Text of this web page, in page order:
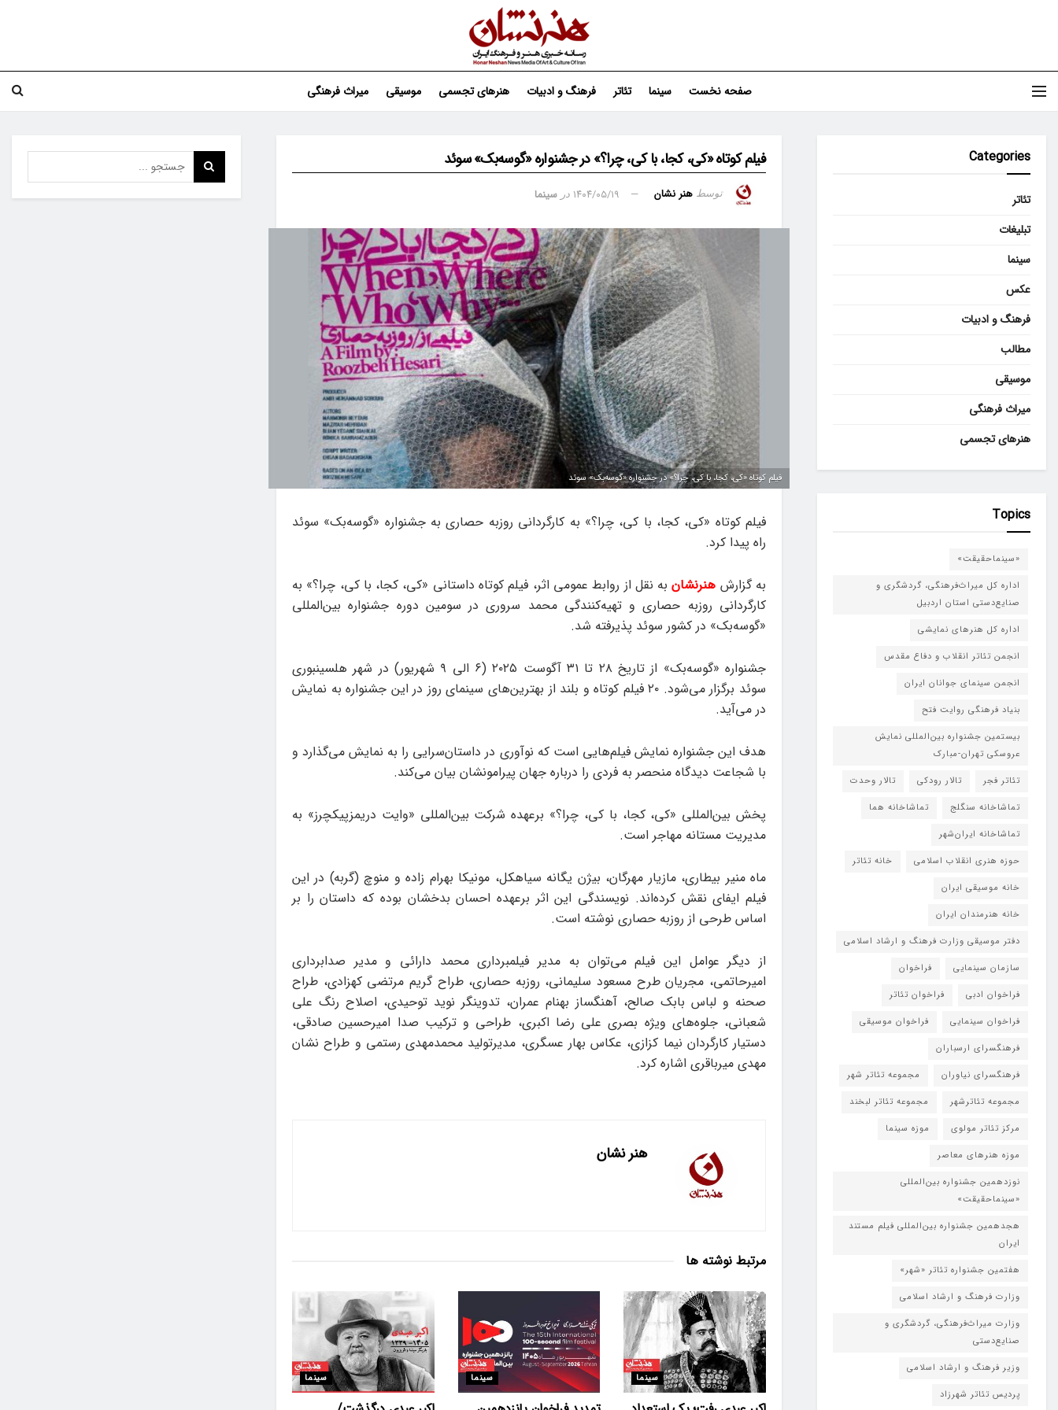
صفحه نخست سینما تئاتر فرهنگ و ادبیات هنرهای تجسمی موسیقی میراث فرهنگی
فیلم کوتاه «کی، کجا، با کی، چرا؟» در جشنواره «گوسه‌بک» سوئد
توسط هنر نشان ۱۴۰۴/۰۵/۱۹ در سینما
فیلم کوتاه «کی، کجا، با کی، چرا؟» در جشنواره «گوسه‌بک» سوئد
فیلم کوتاه «کی، کجا، با کی، چرا؟» به کارگردانی روزبه حصاری به جشنواره «گوسه‌بک» سوئد
راه پیدا کرد.
به گزارش هنرنشانبه نقل از روابط عمومی اثر، فیلم کوتاه داستانی «کی، کجا، با کی، چرا؟» به
کارگردانی روزبه حصاری و تهیه‌کنندگی محمد سروری در سومین دوره جشنواره بین‌المللی
«گوسه‌بک» در کشور سوئد پذیرفته شد.
جشنواره «گوسه‌بک» از تاریخ ۲۸ تا ۳۱ آگوست ۲۰۲۵ (۶ الی ۹ شهریور) در شهر هلسینبوری
سوئد برگزار می‌شود. ۲۰ فیلم کوتاه و بلند از بهترین‌های سینمای روز در این جشنواره به نمایش
در می‌آید.
هدف این جشنواره نمایش فیلم‌هایی است که نوآوری در داستان‌سرایی را به نمایش می‌گذارد و
با شجاعت دیدگاه منحصر به فردی را درباره جهان پیرامونشان بیان می‌کند.
پخش بین‌المللی «کی، کجا، با کی، چرا؟» برعهده شرکت بین‌المللی «وایت دریمزپیکچرز» به
مدیریت مستانه مهاجر است.
ماه منیر بیطاری، مازیار مهرگان، بیژن یگانه سیاهکل، مونیکا بهرام زاده و منوچ (گربه) در این
فیلم ایفای نقش کرده‌اند. نویسندگی این اثر برعهده احسان بدخشان بوده که داستان را بر
اساس طرحی از روزبه حصاری نوشته است.
از دیگر عوامل این فیلم می‌توان به مدیر فیلمبرداری محمد دارائی و مدیر صدابرداری
امیرحاتمی، مجریان طرح مسعود سلیمانی، روزبه حصاری، طراح گریم مرتضی کهزادی، طراح
صحنه و لباس بابک صالح، آهنگساز بهنام عمران، تدوینگر نوید توحیدی، اصلاح رنگ علی
شعبانی، جلوه‌های ویژه بصری علی رضا اکبری، طراحی و ترکیب صدا امیرحسین صادقی،
دستیار کارگردان نیما کزازی، عکاس بهار عسگری، مدیرتولید محمدمهدی رستمی و طراح نشان
مهدی میرباقری اشاره کرد.
هنر نشان
مرتبط نوشته ها
سینما سینما سینما
Categories
تئاتر
تبلیغات
سینما
عکس
فرهنگ و ادبیات
مطالب
موسیقی
میراث فرهنگی
هنرهای تجسمی
Topics
«سینماحقیقت»
اداره کل میراث‌فرهنگی، گردشگری و
صنایع‌دستی استان اردبیل
اداره کل هنرهای نمایشی
انجمن تئاتر انقلاب و دفاع مقدس
انجمن سینمای جوانان ایران
بنیاد فرهنگی روایت فتح
بیستمین جشنواره بین‌المللی نمایش
عروسکی تهران-مبارک
تئاتر فجر
تالار رودکی
تالار وحدت
تماشاخانه سنگلج
تماشاخانه هما
تماشاخانه‌ ایران‌شهر
حوزه هنری انقلاب اسلامی
خانه تئاتر
خانه موسیقی ایران
خانه هنرمندان ایران
دفتر موسیقی وزارت فرهنگ و ارشاد اسلامی
سازمان سینمایی
فراخوان
فراخوان ادبی
فراخوان تئاتر
فراخوان سینمایی
فراخوان موسیقی
فرهنگسرای ارسباران
فرهنگسرای نیاوران
مجموعه تئاتر شهر
مجموعه تئاترشهر
مجموعه تئاتر لبخند
مرکز تئاتر مولوی
موزه سینما
موزه هنرهای معاصر
نوزدهمین جشنواره بین‌المللی
«سینماحقیقت»
هجدهمین جشنواره بین‌المللی فیلم مستند
ایران
هفتمین جشنواره تئاتر «شهر»
وزارت فرهنگ و ارشاد اسلامی
وزارت میراث‌فرهنگی، گردشگری و
صنایع‌دستی
وزیر فرهنگ و ارشاد اسلامی
پردیس تئاتر شهرزاد